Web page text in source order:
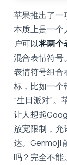
苹果推出了一
本质上是一个
户可以将两个
混合表情符号
表情符号组
标，比如一个
“生日派对”。
让人想起
放宽限制，允
达。Genmoji
吗？完全不能